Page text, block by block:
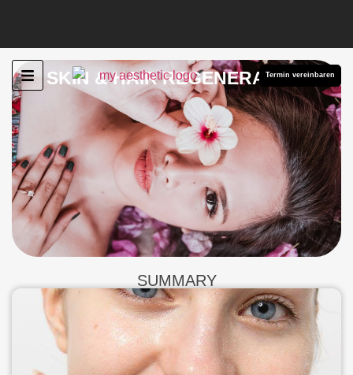
Termin vereinbaren
SKIN & HAIR REGENERATION
SUMMARY